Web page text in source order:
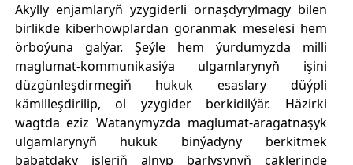
Akylly enjamlaryň yzygiderli ornaşdyrylmagy bilen
birlikde kiberhowplardan goranmak meselesi hem
örboýuna galýar. Şeýle hem ýurdumyzda milli
maglumat-kommunikasiýa ulgamlarynyň işini
düzgünleşdirmegiň hukuk esaslary düýpli
kämilleşdirilip, ol yzygider berkidilýär. Häzirki
wagtda eziz Watanymyzda maglumat-aragatnaşyk
ulgamlarynyň hukuk binýadyny berkitmek
babatdaky işleriň alnyp barlyşynyň çäklerinde